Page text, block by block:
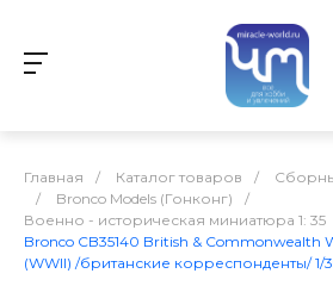
Главная / Каталог товаров /
/
Bronco Models (Гонконг)
/
Военно - историческая миниатюра 1: 35
Bronco CB35140 British & Commonwealth
(WWII) /британские корреспонденты/ 1/